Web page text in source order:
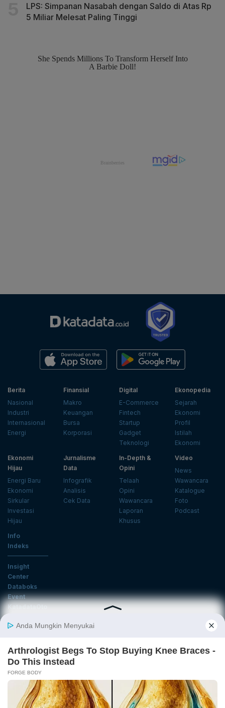
LPS: Simpanan Nasabah dengan Saldo di Atas Rp
5 Miliar Melesat Paling Tinggi
Berita
Nasional
Industri
Internasional
Energi
Finansial
Makro
Keuangan
Bursa
Korporasi
Digital
E-Commerce
Fintech
Startup
Gadget
Teknologi
Ekonopedia
Sejarah
Ekonomi
Profil
Istilah
Ekonomi
Ekonomi
Hijau
Energi Baru
Ekonomi
Sirkular
Investasi
Hijau
Jurnalisme
Data
Infografik
Analisis
Cek Data
In-Depth &
Opini
Telaah
Opini
Wawancara
Laporan
Khusus
Video
News
Wawancara
Katalogue
Foto
Podcast
Info
Indeks
Insight
Center
Databoks
Event
KatadataOto
Email
Daftar